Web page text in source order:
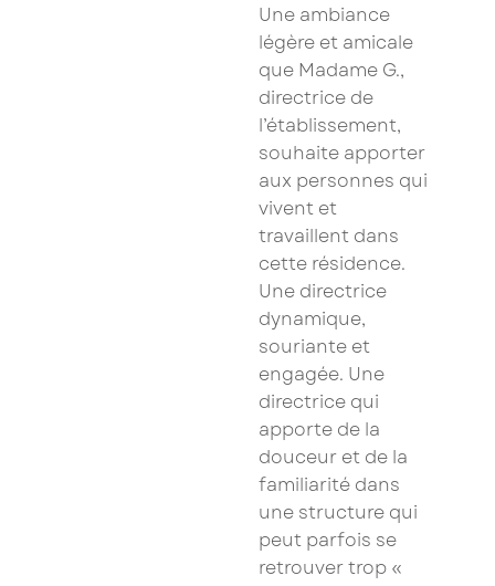
Une ambiance
légère et amicale
que Madame G.,
directrice de
l’établissement,
souhaite apporter
aux personnes qui
vivent et
travaillent dans
cette résidence.
Une directrice
dynamique,
souriante et
engagée. Une
directrice qui
apporte de la
douceur et de la
familiarité dans
une structure qui
peut parfois se
retrouver trop «